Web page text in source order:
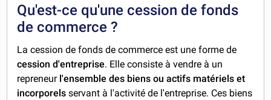
Qu'est-ce qu'une cession de fonds
de commerce ?
La cession de fonds de commerce est une forme de
cession d'entreprise. Elle consiste à vendre à un
repreneur l'ensemble des biens ou actifs matérielset
incorporelsservant à l'activité de l'entreprise. Ces biens